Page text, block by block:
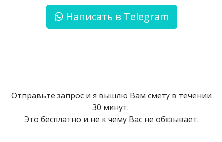
Написать в Telegram
Отправьте запрос и я вышлю Вам смету в течении
30 минут.
Это бесплатно и не к чему Вас не обязывает.